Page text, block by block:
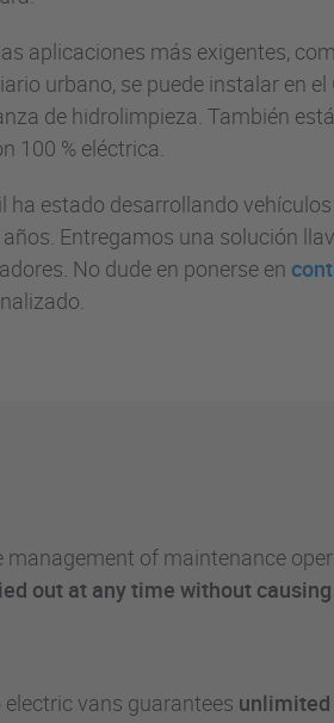
aplicaciones más exigentes,
urbano, se puede instalar en
de hidrolimpieza. También
100 % eléctrica.
ha estado desarrollando
años. Entregamos una solución
No dude en ponerse en
of maintenance
out at any time without
vans guarantees unlimited